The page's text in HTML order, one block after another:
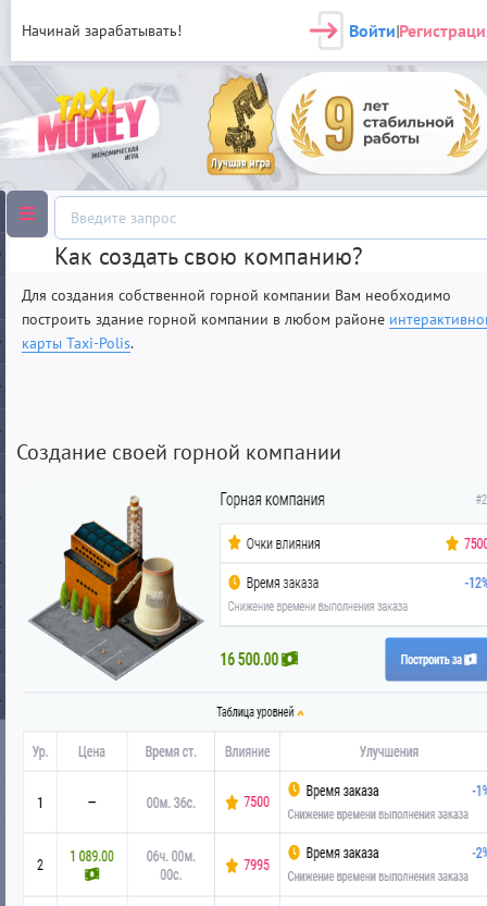
Начинай зарабатывать! Войти|
Как создать свою компанию?
Для создания собственной горной компании Вам необходимо
построить здание горной компании в любом районе
карты Taxi-Polis.
Создание своей горной компании